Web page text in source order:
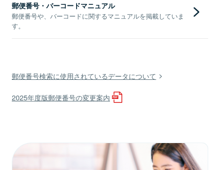
郵便番号・バーコードマニュアル
郵便番号や、バーコードに関するマニュアルを掲載していま
す。
郵便番号検索に使用されているデータについて
2025年度版郵便番号の変更案内